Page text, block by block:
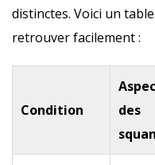
distinctes. Voici un
retrouver facilement :
Condition
des